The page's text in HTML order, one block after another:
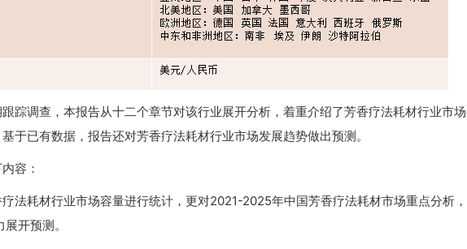
踪调查，本报告从十二个章节对该行业展开分析，着重介绍了芳香疗法耗材行业市场
于已有数据，报告还对芳香疗法耗材行业市场发展趋势做出预测。
容：
法耗材行业市场容量进行统计，更对2021-2025年中国芳香疗法耗材市场重点分析，
开预测。